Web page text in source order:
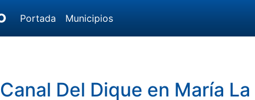
Portada Municipios
Canal Del Dique en María